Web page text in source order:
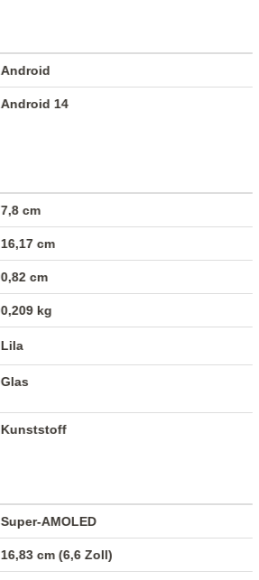
Android
Android 14
7,8 cm
16,17 cm
0,82 cm
0,209 kg
Lila
Glas
Kunststoff
Super-AMOLED
16,83 cm (6,6 Zoll)